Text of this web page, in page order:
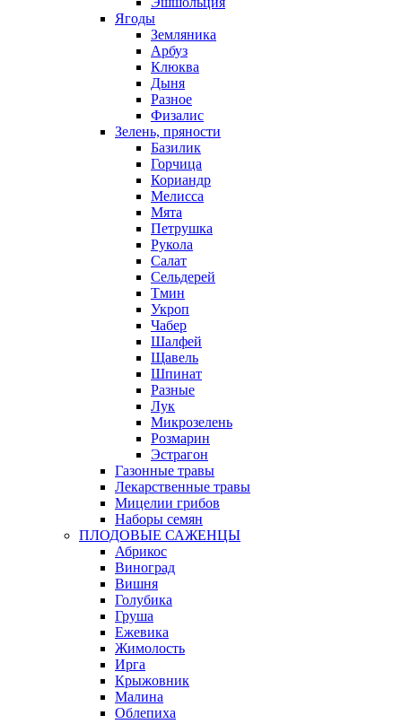
Ягоды
Земляника
Арбуз
Клюква
Дыня
Разное
Физалис
Зелень, пряности
Базилик
Горчица
Кориандр
Мелисса
Мята
Петрушка
Рукола
Салат
Сельдерей
Тмин
Укроп
Чабер
Шалфей
Щавель
Шпинат
Разные
Лук
Микрозелень
Розмарин
Эстрагон
Газонные травы
Лекарственные травы
Мицелии грибов
Наборы семян
ПЛОДОВЫЕ САЖЕНЦЫ
Абрикос
Виноград
Вишня
Голубика
Груша
Ежевика
Жимолость
Ирга
Крыжовник
Малина
Облепиха